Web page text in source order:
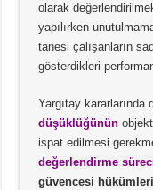
olarak
yapılırken
tanesi çalışanların
gösterdikleri
Yargıtay
düşüklüğünün
ispat edilmesi
değerlendirme
güvencesi